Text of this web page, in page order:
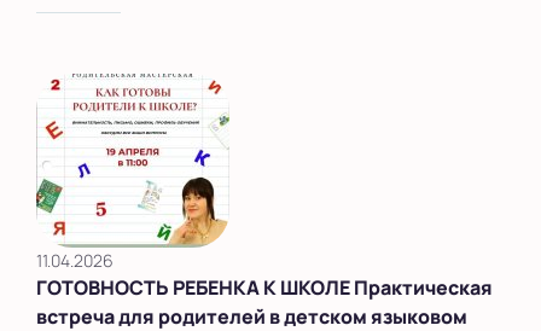
11.04.2026
ГОТОВНОСТЬ РЕБЕНКА К ШКОЛЕ Практическая
встреча для родителей в детском языковом